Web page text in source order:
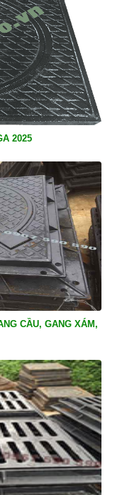
2025
CẦU, GANG XÁM,